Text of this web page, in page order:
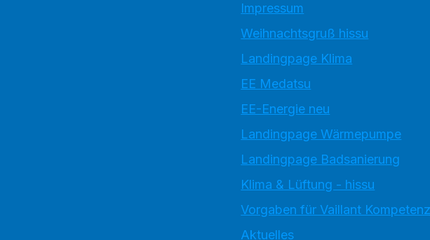
Impressum
Weihnachtsgruß hissu
Landingpage Klima
EE Medatsu
EE-Energie neu
Landingpage Wärmepumpe
Landingpage Badsanierung
Klima & Lüftung - hissu
Vorgaben für Vaillant
Aktuelles